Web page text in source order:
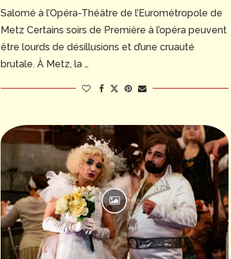
Salomé à l’Opéra-Théâtre de l’Eurométropole de
Metz Certains soirs de Première à l’opéra peuvent
être lourds de désillusions et d’une cruauté
brutale. À Metz, la …